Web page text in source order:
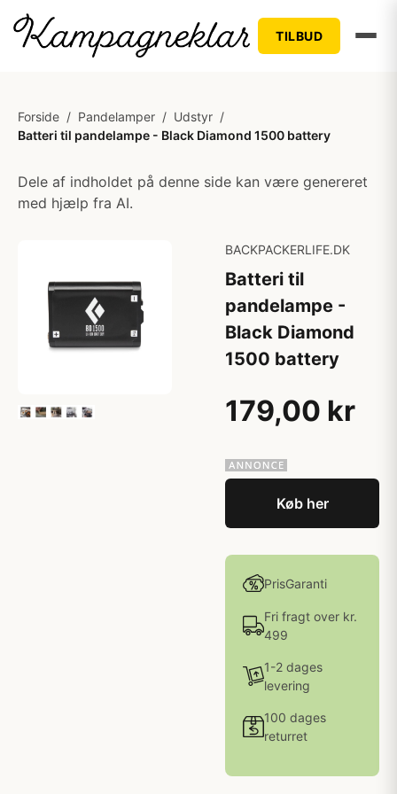
TILBUD
Forside / Pandelamper / Udstyr /
Batteri til pandelampe - Black Diamond 1500 battery
Dele af indholdet på denne side kan være genereret
med hjælp fra AI.
BACKPACKERLIFE.DK
Batteri til
pandelampe -
Black Diamond
1500 battery
179,00 kr
Køb her
PrisGaranti
Fri fragt over kr.
499
1-2 dages
levering
100 dages
returret